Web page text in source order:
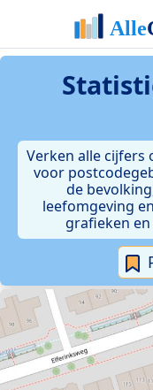
Verken alle cijfers
voor
de
leefomgeving
grafieken